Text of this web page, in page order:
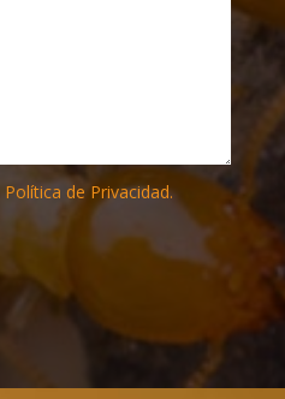
Política de Privacidad.